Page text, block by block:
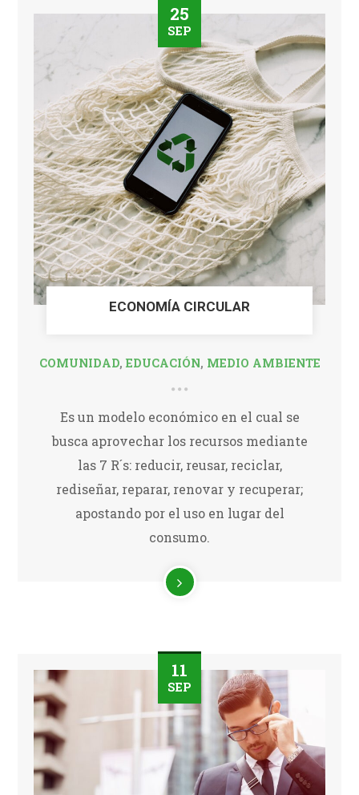
25
SEP
ECONOMÍA CIRCULAR
COMUNIDAD, EDUCACIÓN, MEDIO AMBIENTE
Es un modelo económico en el cual se
busca aprovechar los recursos mediante
las 7 R´s: reducir, reusar, reciclar,
rediseñar, reparar, renovar y recuperar;
apostando por el uso en lugar del
consumo.
11
SEP